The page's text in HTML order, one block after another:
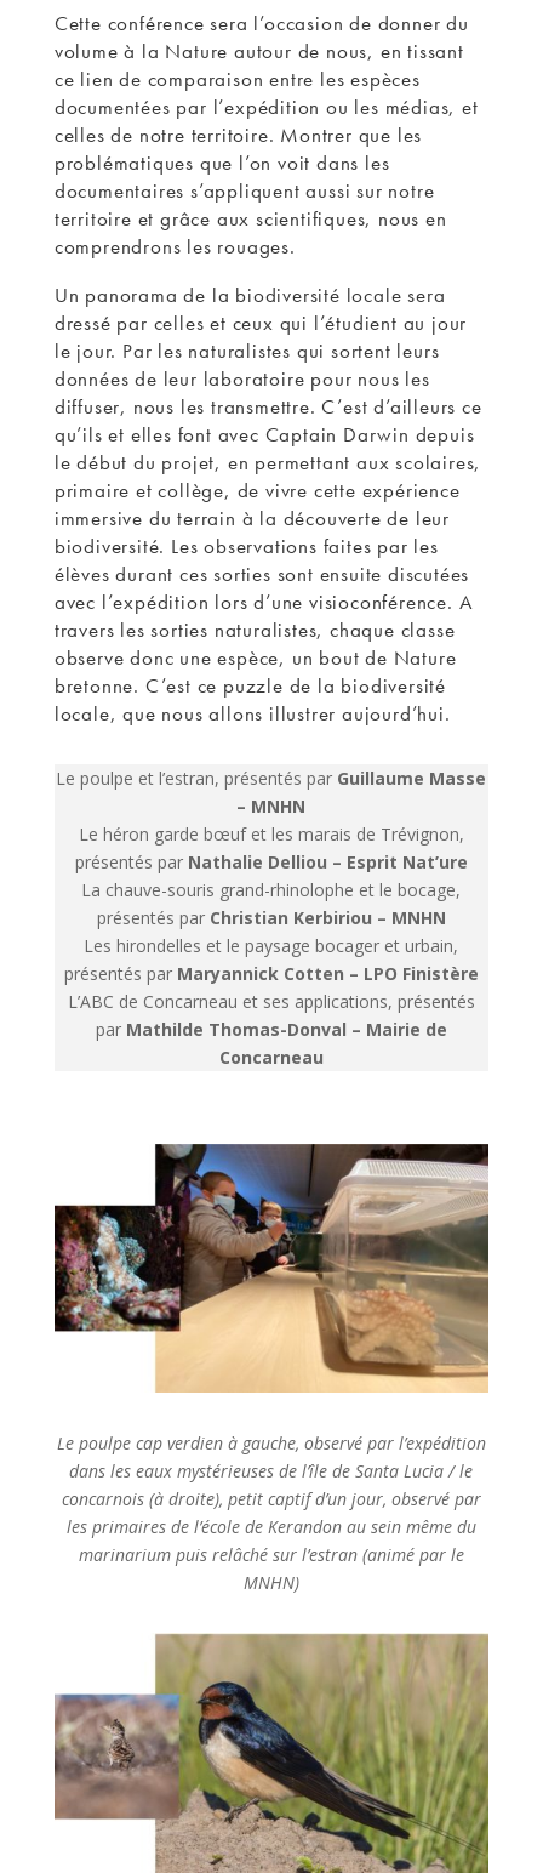
Cette conférence sera l’occasion de donner du
volume à la Nature autour de nous, en tissant
ce lien de comparaison entre les espèces
documentées par l’expédition ou les médias, et
celles de notre territoire. Montrer que les
problématiques que l’on voit dans les
documentaires s’appliquent aussi sur notre
territoire et grâce aux scientifiques, nous en
comprendrons les rouages.
Un panorama de la biodiversité locale sera
dressé par celles et ceux qui l’étudient au jour
le jour. Par les naturalistes qui sortent leurs
données de leur laboratoire pour nous les
diffuser, nous les transmettre. C’est d’ailleurs ce
qu’ils et elles font avec Captain Darwin depuis
le début du projet, en permettant aux scolaires,
primaire et collège, de vivre cette expérience
immersive du terrain à la découverte de leur
biodiversité. Les observations faites par les
élèves durant ces sorties sont ensuite discutées
avec l’expédition lors d’une visioconférence. A
travers les sorties naturalistes, chaque classe
observe donc une espèce, un bout de Nature
bretonne. C’est ce puzzle de la biodiversité
locale, que nous allons illustrer aujourd’hui.
Le poulpe et l’estran, présentés par Guillaume Masse
– MNHN
Le héron garde bœuf et les marais de Trévignon,
présentés par Nathalie Delliou – Esprit Nat’ure
La chauve-souris grand-rhinolophe et le bocage,
présentés par Christian Kerbiriou – MNHN
Les hirondelles et le paysage bocager et urbain,
présentés par Maryannick Cotten – LPO Finistère
L’ABC de Concarneau et ses applications, présentés
par Mathilde Thomas-Donval – Mairie de
Concarneau
Le poulpe cap verdien à gauche, observé par l’expédition
dans les eaux mystérieuses de l’île de Santa Lucia / le
concarnois (à droite), petit captif d’un jour, observé par
les primaires de l’école de Kerandon au sein même du
marinarium puis relâché sur l’estran (animé par le
MNHN)